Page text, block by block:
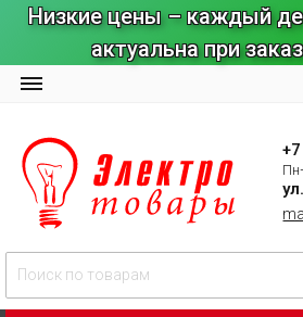
Низкие цены – каждый
актуальна при